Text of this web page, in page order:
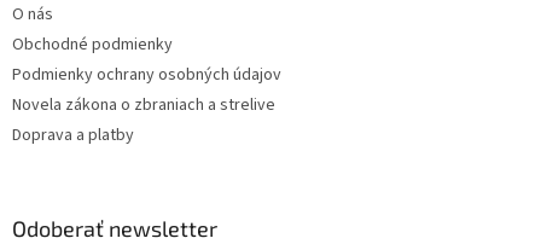
O nás
Obchodné podmienky
Podmienky ochrany osobných údajov
Novela zákona o zbraniach a strelive
Doprava a platby
Odoberať newsletter